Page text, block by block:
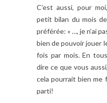
C’est aussi, pour
petit bilan du mois
préférée: « …, je n’ai
bien de pouvoir jouer
fois par mois. En
dire ce que vous
cela pourrait bien me
parti!